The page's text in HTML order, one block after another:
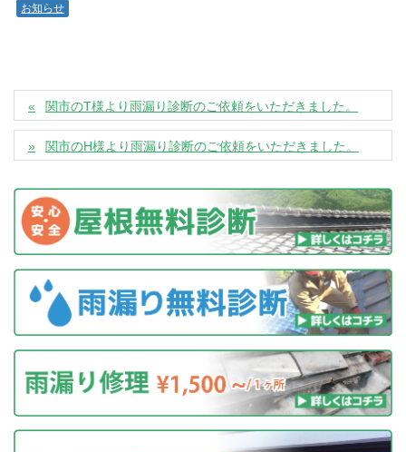
お知らせ
関市のT様より雨漏り診断のご依頼をいただきました。
関市のH様より雨漏り診断のご依頼をいただきました。